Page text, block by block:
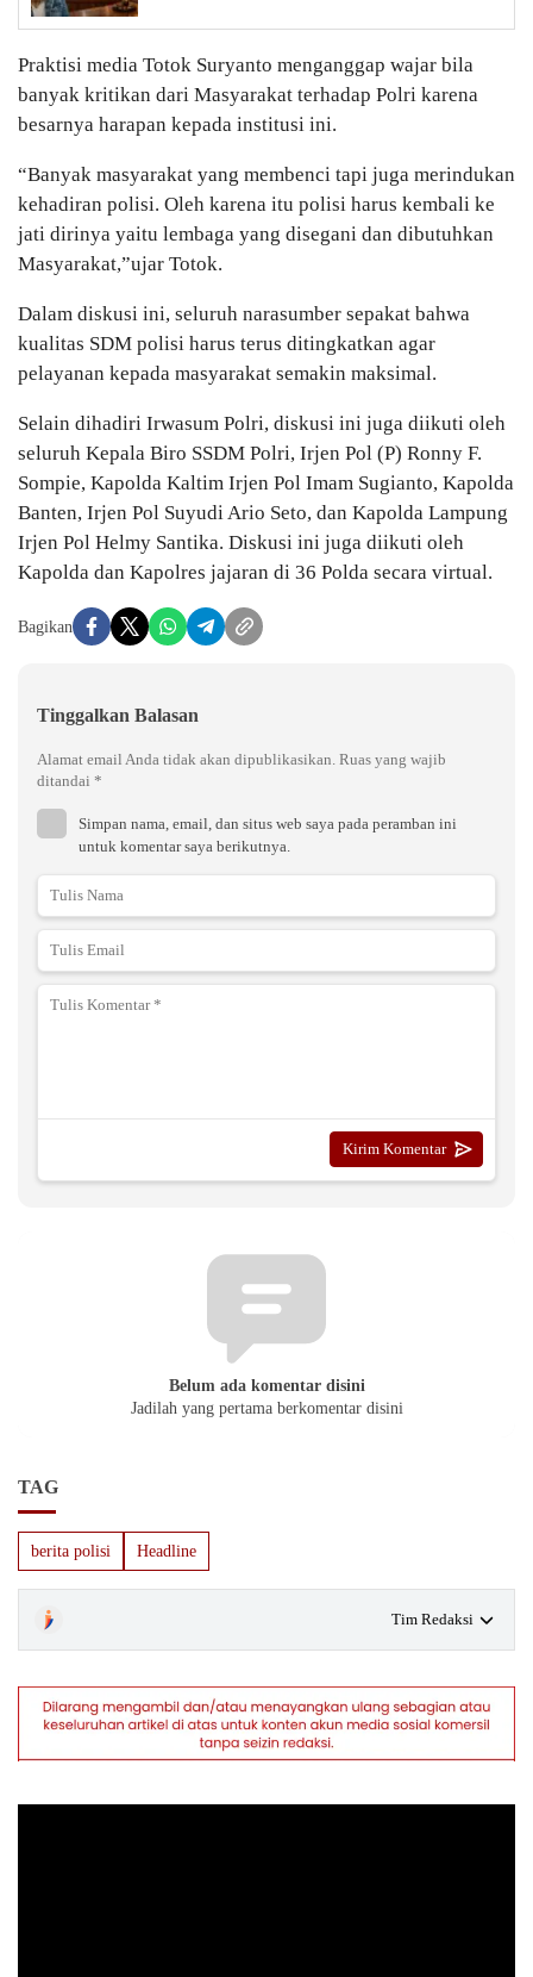
Praktisi media Totok Suryanto menganggap wajar bila
banyak kritikan dari Masyarakat terhadap Polri karena
besarnya harapan kepada institusi ini.
“Banyak masyarakat yang membenci tapi juga merindukan
kehadiran polisi. Oleh karena itu polisi harus kembali ke
jati dirinya yaitu lembaga yang disegani dan dibutuhkan
Masyarakat,”ujar Totok.
Dalam diskusi ini, seluruh narasumber sepakat bahwa
kualitas SDM polisi harus terus ditingkatkan agar
pelayanan kepada masyarakat semakin maksimal.
Selain dihadiri Irwasum Polri, diskusi ini juga diikuti oleh
seluruh Kepala Biro SSDM Polri, Irjen Pol (P) Ronny F.
Sompie, Kapolda Kaltim Irjen Pol Imam Sugianto, Kapolda
Banten, Irjen Pol Suyudi Ario Seto, dan Kapolda Lampung
Irjen Pol Helmy Santika. Diskusi ini juga diikuti oleh
Kapolda dan Kapolres jajaran di 36 Polda secara virtual.
Bagikan
Tinggalkan Balasan
Alamat email Anda tidak akan dipublikasikan. Ruas yang wajib
ditandai *
Simpan nama, email, dan situs web saya pada peramban ini
untuk komentar saya berikutnya.
Belum ada komentar disini
Jadilah yang pertama berkomentar disini
TAG
berita polisi Headline
Tim Redaksi